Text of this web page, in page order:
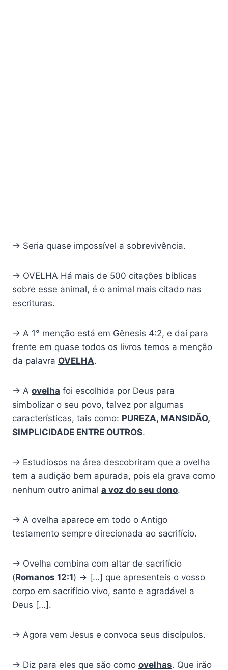
→ Seria quase impossível a sobrevivência.
→ OVELHA Há mais de 500 citações bíblicas
sobre esse animal, é o animal mais citado nas
escrituras.
→ A 1° menção está em Gênesis 4:2, e daí para
frente em quase todos os livros temos a menção
da palavra OVELHA.
→ A ovelha foi escolhida por Deus para
simbolizar o seu povo, talvez por algumas
características, tais como: PUREZA, MANSIDÃO,
SIMPLICIDADE ENTRE OUTROS.
→ Estudiosos na área descobriram que a ovelha
tem a audição bem apurada, pois ela grava como
nenhum outro animal a voz do seu dono.
→ A ovelha aparece em todo o Antigo
testamento sempre direcionada ao sacrifício.
→ Ovelha combina com altar de sacrifício
(Romanos 12:1) → […] que apresenteis o vosso
corpo em sacrifício vivo, santo e agradável a
Deus […].
→ Agora vem Jesus e convoca seus discípulos.
→ Diz para eles que são como ovelhas. Que irão